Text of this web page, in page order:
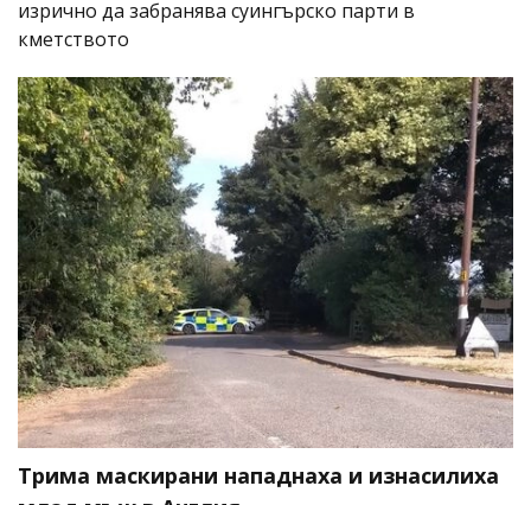
изрично да забранява суингърско парти в
кметството
Трима маскирани нападнаха и изнасилиха